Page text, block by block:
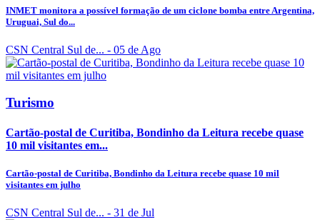
INMET monitora a possível formação de um ciclone bomba entre Argentina,
Uruguai, Sul do...
CSN Central Sul de... - 05 de Ago
Turismo
Cartão-postal de Curitiba, Bondinho da Leitura recebe quase
10 mil visitantes em...
Cartão-postal de Curitiba, Bondinho da Leitura recebe quase 10 mil
visitantes em julho
CSN Central Sul de... - 31 de Jul